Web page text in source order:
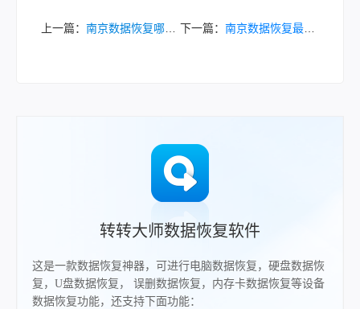
上一篇： 南京数据恢复哪家好？本地5家专业线下机构推荐！ 下一篇： 南京数据恢复最好的公司有哪些？五家顶尖服务商详解！
转转大师数据恢复软件
这是一款数据恢复神器，可进行电脑数据恢复，硬盘数据恢
复，U盘数据恢复， 误删数据恢复，内存卡数据恢复等设备
数据恢复功能，还支持下面功能：